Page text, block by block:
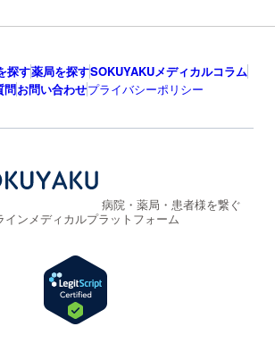
探す薬局を探すSOKUYAKUメディカルコラム
問お問い合わせプライバシーポリシー
病院・薬局・患者様を繋ぐ
インメディカルプラットフォーム